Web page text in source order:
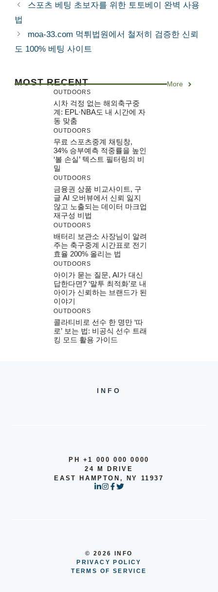
스포츠 베팅 초보자를 위한 토토베이 완벽 사용
법
moa-33.com 먹튀법원에서 철저히 검증한 신뢰
도 100% 베팅 사이트
MOST RECENT More
OUTDOORS
시차 걱정 없는 해외축구중
계: EPL·NBA도 내 시간에 자
동 맞춤
OUTDOORS
무료 스포츠중계 채팅창,
34% 승부예측 적중률을 높인
‘볼 손실’ 텍스트 필터링의 비
밀
OUTDOORS
금융권 상품 비교사이트, 구
글 AI 오버뷰에서 신뢰 잃지
않고 노출되는 데이터 마크업
재구성 비법
OUTDOORS
배터리 보관소 사장님이 알려
주는 축구중계 시간표로 전기
효율 200% 올리는 법
OUTDOORS
아이가 묻는 질문, AI가 대신
답한다면? ‘말투 최적화’로 내
아이가 신뢰하는 브랜드가 된
이야기
OUTDOORS
콜라티비로 선수 한 명만 ‘따
로’ 보는 법: 비공식 선수 트래
킹 모드 활용 가이드
INFO
PH +1 000 000 0000
24 M DRIVE
EAST HAMPTON, NY 11937
© 2026 INFO
PRIVACY POLICY
TERMS OF SERVICE